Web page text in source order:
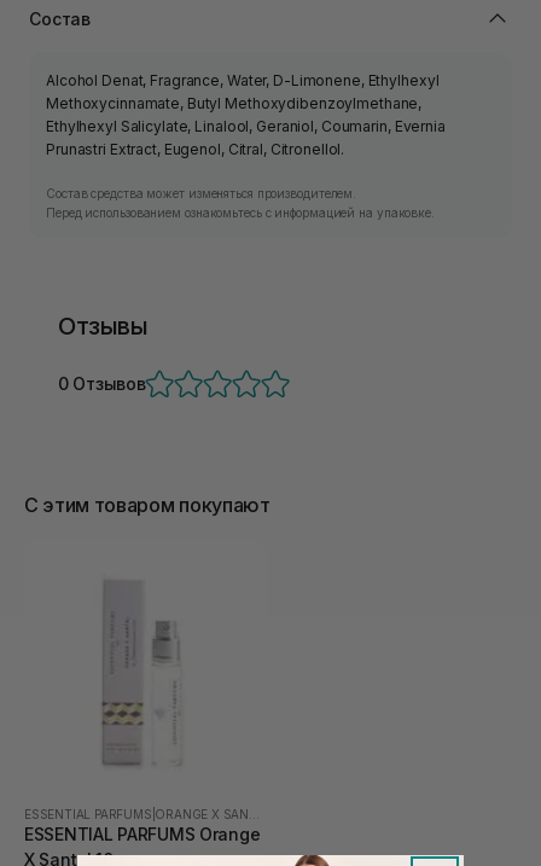
Состав
Alcohol Denat, Fragrance, Water, D-Limonene, Ethylhexyl
Methoxycinnamate, Butyl Methoxydibenzoylmethane,
Ethylhexyl Salicylate, Linalool, Geraniol, Coumarin, Evernia
Prunastri Extract, Eugenol, Citral, Citronellol.
Состав средства может изменяться производителем.
Перед использованием ознакомьтесь с информацией на упаковке.
Отзывы
0 Отзывов
С этим товаром покупают
ESSENTIAL PARFUMS
ESSENTIAL PARFUMS Orange
X Santal 10 мл